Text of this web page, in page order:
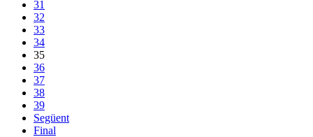
31
32
33
34
35
36
37
38
39
Següent
Final